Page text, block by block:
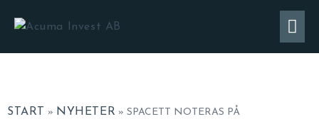
START » NYHETER »SPACETT NOTERAS PÅ